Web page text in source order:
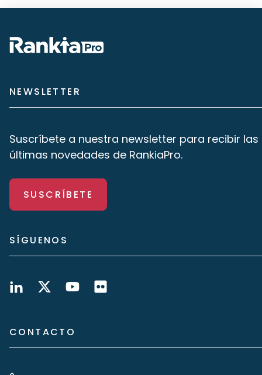
NEWSLETTER
Suscríbete a nuestra newsletter para recibir las
últimas novedades de RankiaPro.
SUSCRÍBETE
SÍGUENOS
CONTACTO